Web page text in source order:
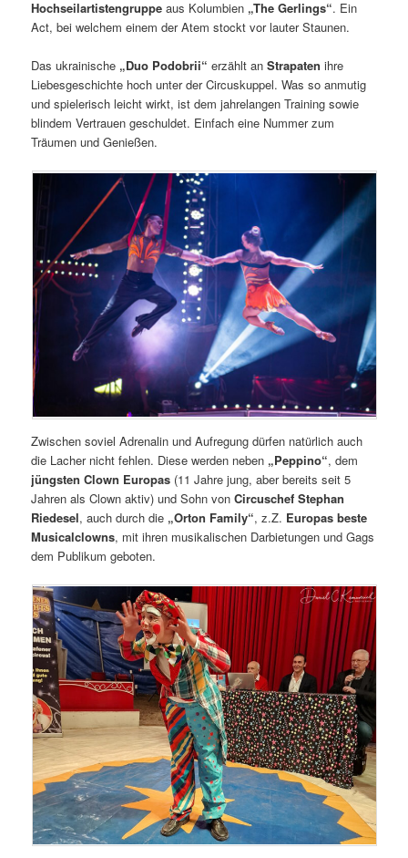
Hochseilartistengruppeaus Kolumbien „The Gerlings“. Ein
Act, bei welchem einem der Atem stockt vor lauter Staunen.
Das ukrainische „Duo Podobrii“ erzählt anStrapatenihre
Liebesgeschichte hoch unter der Circuskuppel. Was so anmutig
und spielerisch leicht wirkt, ist dem jahrelangen Training sowie
blindem Vertrauen geschuldet. Einfach eine Nummer zum
Träumen und Genießen.
Zwischen soviel Adrenalin und Aufregung dürfen natürlich auch
die Lacher nicht fehlen. Diese werden neben „Peppino“, dem
jüngsten Clown Europas (11 Jahre jung, aber bereits seit 5
Jahren als Clown aktiv) und Sohn vonCircuschef Stephan
Riedesel, auch durch die „Orton Family“, z.Z. Europas beste
Musicalclowns, mit ihren musikalischen Darbietungen und Gags
dem Publikum geboten.